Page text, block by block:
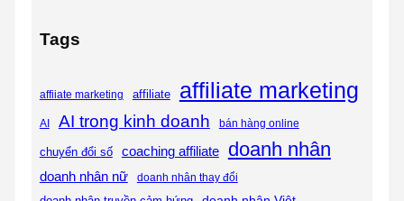
Tags
affiiate marketing affiliate affiliate marketing
AI AI trong kinh doanh bán hàng online
chuyển đổi số coaching affiliate doanh nhân
doanh nhân nữ doanh nhân thay đổi